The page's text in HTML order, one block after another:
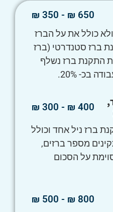
650 ₪ - 350 ₪
כולל את על הברז
ברז סטנדרטי (ברז
התקנת ברז נשלף
בכ- 20%.
400 ₪ - 300 ₪
ברז ניל אחד וכולל
מספר ברזים,
על הסכום
800 ₪ - 500 ₪